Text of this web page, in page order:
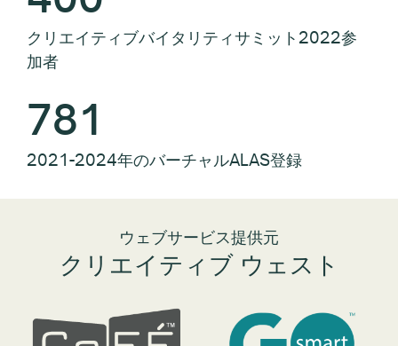
クリエイティブバイタリティサミット2022参
加者
781
2021-2024年のバーチャルALAS登録
クリエイティブ ウェスト